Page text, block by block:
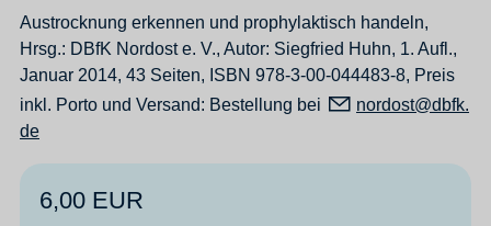
Austrocknung erkennen und prophylaktisch handeln,
Hrsg.: DBfK Nordost e. V., Autor: Siegfried Huhn, 1. Aufl.,
Januar 2014, 43 Seiten, ISBN 978-3-00-044483-8, Preis
inkl. Porto und Versand: Bestellung bei
n rd st
dbfk
d
6,00 EUR